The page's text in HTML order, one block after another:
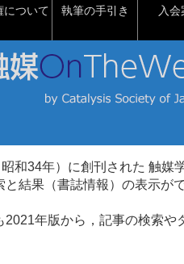
について 執筆の手引き 入会
和34年）に創刊された 触媒
結果（書誌情報）の表示が
年版から，記事の検索や